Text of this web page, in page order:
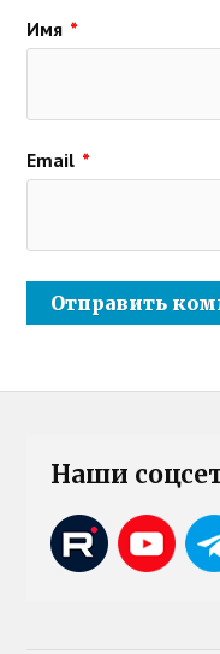
Имя *
Email *
Наши